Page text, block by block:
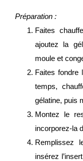
Préparation :
Faites
ajoutez la
moule et
Faites fondre
temps,
gélatine, puis
Montez le
incorporez-la
Remplissez
insérez